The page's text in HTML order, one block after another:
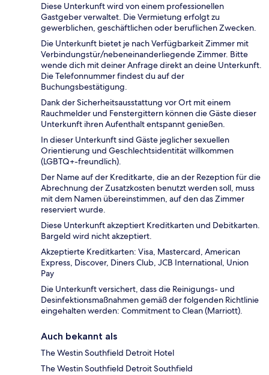
Diese Unterkunft wird von einem professionellen
Gastgeber verwaltet. Die Vermietung erfolgt zu
gewerblichen, geschäftlichen oder beruflichen Zwecken.
Die Unterkunft bietet je nach Verfügbarkeit Zimmer mit
Verbindungstür/nebeneinanderliegende Zimmer. Bitte
wende dich mit deiner Anfrage direkt an deine Unterkunft.
Die Telefonnummer findest du auf der
Buchungsbestätigung.
Dank der Sicherheitsausstattung vor Ort mit einem
Rauchmelder und Fenstergittern können die Gäste dieser
Unterkunft ihren Aufenthalt entspannt genießen.
In dieser Unterkunft sind Gäste jeglicher sexuellen
Orientierung und Geschlechtsidentität willkommen
(LGBTQ+-freundlich).
Der Name auf der Kreditkarte, die an der Rezeption für die
Abrechnung der Zusatzkosten benutzt werden soll, muss
mit dem Namen übereinstimmen, auf den das Zimmer
reserviert wurde.
Diese Unterkunft akzeptiert Kreditkarten und Debitkarten.
Bargeld wird nicht akzeptiert.
Akzeptierte Kreditkarten: Visa, Mastercard, American
Express, Discover, Diners Club, JCB International, Union
Pay
Die Unterkunft versichert, dass die Reinigungs- und
Desinfektionsmaßnahmen gemäß der folgenden Richtlinie
eingehalten werden: Commitment to Clean (Marriott).
Auch bekannt als
The Westin Southfield Detroit Hotel
The Westin Southfield Detroit Southfield